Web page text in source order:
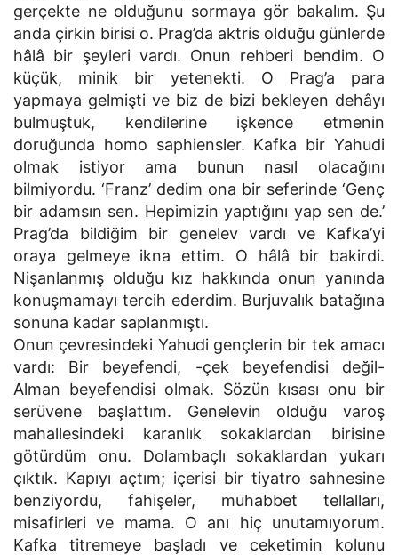
gerçekte ne olduğunu sormaya gör bakalım. Şu
anda çirkin birisi o. Prag’da aktris olduğu günlerde
hâlâ bir şeyleri vardı. Onun rehberi bendim. O
küçük, minik bir yetenekti. O Prag’a para
yapmaya gelmişti ve biz de bizi bekleyen dehâyı
bulmuştuk, kendilerine işkence etmenin
doruğunda homo saphiensler. Kafka bir Yahudi
olmak istiyor ama bunun nasıl olacağını
bilmiyordu. ‘Franz’ dedim ona bir seferinde ‘Genç
bir adamsın sen. Hepimizin yaptığını yap sen de.’
Prag’da bildiğim bir genelev vardı ve Kafka’yi
oraya gelmeye ikna ettim. O hâlâ bir bakirdi.
Nişanlanmış olduğu kız hakkında onun yanında
konuşmamayı tercih ederdim. Burjuvalık batağına
sonuna kadar saplanmıştı.
Onun çevresindeki Yahudi gençlerin bir tek amacı
vardı: Bir beyefendi, -çek beyefendisi değil-
Alman beyefendisi olmak. Sözün kısası onu bir
serüvene başlattım. Genelevin olduğu varoş
mahallesindeki karanlık sokaklardan birisine
götürdüm onu. Dolambaçlı sokaklardan yukarı
çıktık. Kapıyı açtım; içerisi bir tiyatro sahnesine
benziyordu, fahişeler, muhabbet tellalları,
misafirleri ve mama. O anı hiç unutamıyorum.
Kafka titremeye başladı ve ceketimin kolunu